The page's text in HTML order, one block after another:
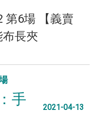
第6場 【義賣
長夾
手
2021-04-13